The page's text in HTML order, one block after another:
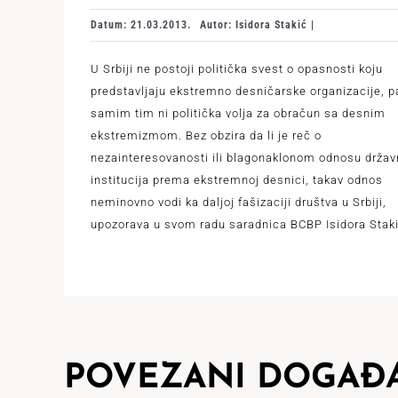
Datum: 21.03.2013. Autor: Isidora Stakić |
U Srbiji ne postoji politička svest o opasnosti koju
predstavljaju ekstremno desničarske organizacije,
samim tim ni politička volja za obračun sa desnim
ekstremizmom. Bez obzira da li je reč o
nezainteresovanosti ili blagonaklonom odnosu
institucija prema ekstremnoj desnici, takav odnos
neminovno vodi ka daljoj fašizaciji društva u Srbiji,
upozorava u svom radu saradnica BCBP Isidora
POVEZANI